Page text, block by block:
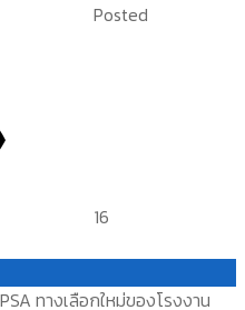
Posted
16